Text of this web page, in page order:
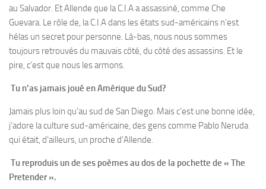
au Salvador. Et Allende que la C.I.A a assassiné, comme Che
Guevara. Le rôle de, la C.I.A dans les états sud-américains n’est
hélas un secret pour personne. Là-bas, nous nous sommes
toujours retrouvés du mauvais côté, du côté des assassins. Et le
pire, c’est que nous les armons.
Tu n’as jamais joué en Amérique du Sud?
Jamais plus loin qu’au sud de San Diego. Mais c’est une bonne idée,
j’adore la culture sud-américaine, des gens comme Pablo Neruda
qui était, d’ailleurs, un proche d’Allende.
Tu reproduis un de ses poèmes au dos de la pochette de « The
Pretender ».